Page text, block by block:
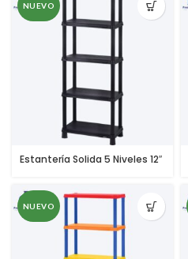
NUEVO
Estantería Solida 5 Niveles 12″
NUEVO